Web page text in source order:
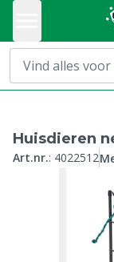
Huisdieren
Art.nr.: 4022512